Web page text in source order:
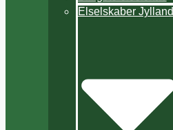
Elselskaber Jylland